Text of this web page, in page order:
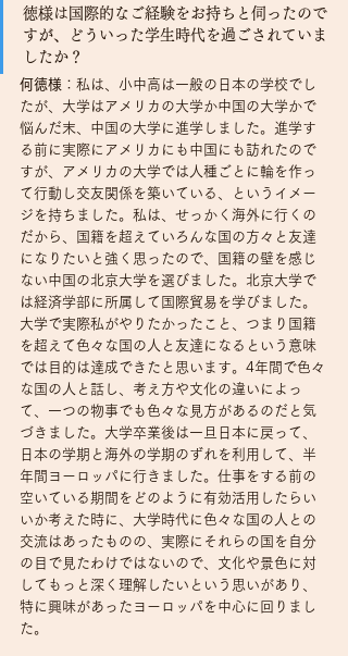
徳様は国際的なご経験をお持ちと伺ったので
すが、どういった学生時代を過ごされていま
したか？
何徳様 ：私は、小中高は一般の日本の学校でし
たが、大学はアメリカの大学か中国の大学かで
悩んだ末、中国の大学に進学しました。進学す
る前に実際にアメリカにも中国にも訪れたので
すが、アメリカの大学では人種ごとに輪を作っ
て行動し交友関係を築いている、というイメー
ジを持ちました。私は、せっかく海外に行くの
だから、国籍を超えていろんな国の方々と友達
になりたいと強く思ったので、国籍の壁を感じ
ない中国の北京大学を選びました。北京大学で
は経済学部に所属して国際貿易を学びました。
大学で実際私がやりたかったこと、つまり国籍
を超えて色々な国の人と友達になるという意味
では目的は達成できたと思います。4年間で色々
な国の人と話し、考え方や文化の違いによっ
て、一つの物事でも色々な見方があるのだと気
づきました。大学卒業後は一旦日本に戻って、
日本の学期と海外の学期のずれを利用して、半
年間ヨーロッパに行きました。仕事をする前の
空いている期間をどのように有効活用したらい
いか考えた時に、大学時代に色々な国の人との
交流はあったものの、実際にそれらの国を自分
の目で見たわけではないので、文化や景色に対
してもっと深く理解したいという思いがあり、
特に興味があったヨーロッパを中心に回りまし
た。